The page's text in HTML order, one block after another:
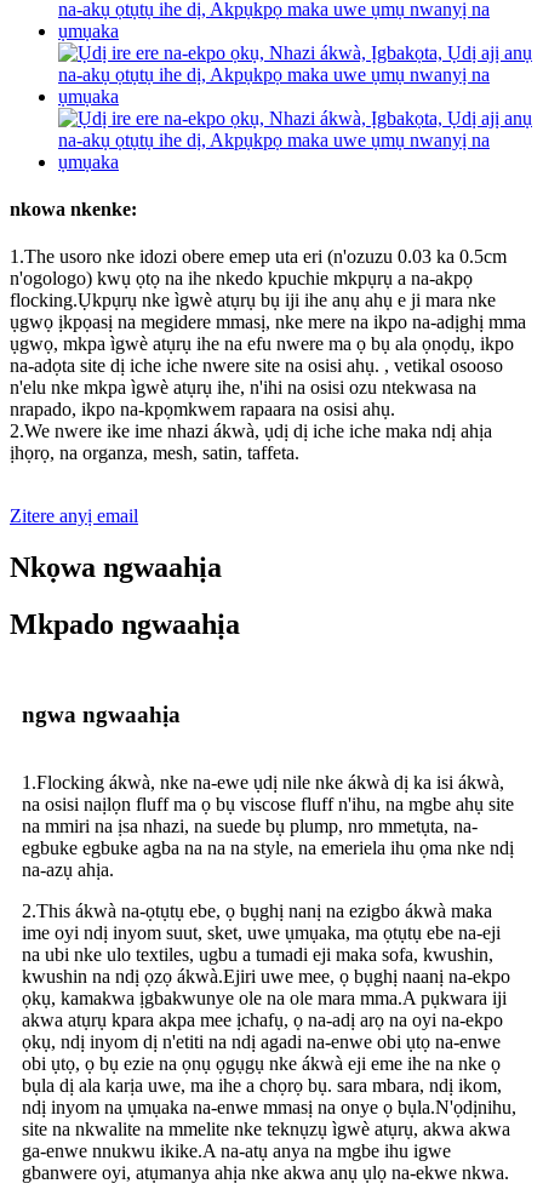
nkowa nkenke:
1.The usoro nke idozi obere emep uta eri (n'ozuzu 0.03 ka 0.5cm
n'ogologo) kwụ ọtọ na ihe nkedo kpuchie mkpụrụ a na-akpọ
flocking.Ụkpụrụ nke ìgwè atụrụ bụ iji ihe anụ ahụ e ji mara nke
ụgwọ ịkpọasị na megidere mmasị, nke mere na ikpo na-adịghị mma
ụgwọ, mkpa ìgwè atụrụ ihe na efu nwere ma ọ bụ ala ọnọdụ, ikpo
na-adọta site dị iche iche nwere site na osisi ahụ. , vetikal osooso
n'elu nke mkpa ìgwè atụrụ ihe, n'ihi na osisi ozu ntekwasa na
nrapado, ikpo na-kpọmkwem rapaara na osisi ahụ.
2.We nwere ike ime nhazi ákwà, ụdị dị iche iche maka ndị ahịa
ịhọrọ, na organza, mesh, satin, taffeta.
Zitere anyị email
Nkọwa ngwaahịa
Mkpado ngwaahịa
ngwa ngwaahịa
1.Flocking ákwà, nke na-ewe ụdị nile nke ákwà dị ka isi ákwà,
na osisi naịlọn fluff ma ọ bụ viscose fluff n'ihu, na mgbe ahụ site
na mmiri na ịsa nhazi, na suede bụ plump, nro mmetụta, na-
egbuke egbuke agba na na na style, na emeriela ihu ọma nke ndị
na-azụ ahịa.
2.This ákwà na-ọtụtụ ebe, ọ bụghị nanị na ezigbo ákwà maka
ime oyi ndị inyom suut, sket, uwe ụmụaka, ma ọtụtụ ebe na-eji
na ubi nke ulo textiles, ugbu a tumadi eji maka sofa, kwushin,
kwushin na ndị ọzọ ákwà.Ejiri uwe mee, ọ bụghị naanị na-ekpo
ọkụ, kamakwa ịgbakwunye ole na ole mara mma.A pụkwara iji
akwa atụrụ kpara akpa mee ịchafụ, ọ na-adị arọ na oyi na-ekpo
ọkụ, ndị inyom dị n'etiti na ndị agadi na-enwe obi ụtọ na-enwe
obi ụtọ, ọ bụ ezie na ọnụ ọgụgụ nke ákwà eji eme ihe na nke ọ
bụla dị ala karịa uwe, ma ihe a chọrọ bụ. sara mbara, ndị ikom,
ndị inyom na ụmụaka na-enwe mmasị na onye ọ bụla.N'ọdịnihu,
site na nkwalite na mmelite nke teknụzụ ìgwè atụrụ, akwa akwa
ga-enwe nnukwu ikike.A na-atụ anya na mgbe ihu igwe
gbanwere oyi, atụmanya ahịa nke akwa anụ ụlọ na-ekwe nkwa.